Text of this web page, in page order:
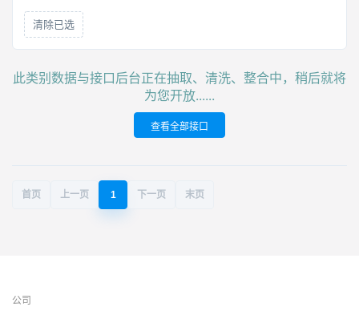
清除已选
此类别数据与接口后台正在抽取、清洗、整合中，稍后就将
为您开放......
查看全部接口
首页 上一页 1 下一页 末页
公司